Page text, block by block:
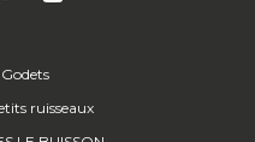
ruisseaux